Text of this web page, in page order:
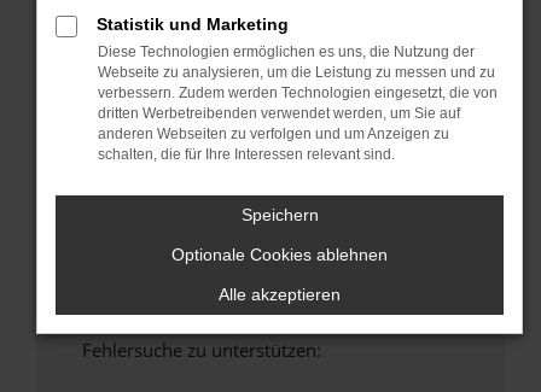
Stelle sicher, dass dein Browser und dein
Betriebssystem auf dem neuesten Stand
sind.
Veraltete Software birgt nicht nur ein
Sicherheitsrisiko, sondern kann auch dazu
führen, dass bestimmte Funktionen nicht mehr
Wende dich an den Webseitenbetreiber.
Wenn du alle oben genannten Schritte versucht
hast, kontaktiere uns bitte. Wir werden
versuchen, das Problem zu beheben. Du kannst
uns diesen Text schicken, um uns bei der
Fehlersuche zu unterstützen:
Statistik und Marketing
Diese Technologien ermöglichen es uns, die Nutzung der
Webseite zu analysieren, um die Leistung zu messen und zu
verbessern. Zudem werden Technologien eingesetzt, die von
dritten Werbetreibenden verwendet werden, um Sie auf
anderen Webseiten zu verfolgen und um Anzeigen zu
schalten, die für Ihre Interessen relevant sind.
Speichern
Optionale Cookies ablehnen
Alle akzeptieren